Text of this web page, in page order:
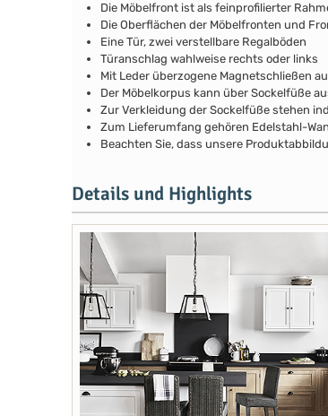
Die Möbelfront ist als feinprofilierter
Die Oberflächen der Möbelfronten und
Eine Tür, zwei verstellbare Regalböden
Türanschlag wahlweise rechts oder links
Mit Leder überzogene Magnetschließen
Der Möbelkorpus kann über Sockelfüße
Zur Verkleidung der Sockelfüße stehen
Zum Lieferumfang gehören Edelstahl-
Beachten Sie, dass unsere
Details und Highlights